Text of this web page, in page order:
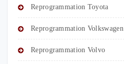
Reprogrammation Toyota
Reprogrammation Volkswagen
Reprogrammation Volvo